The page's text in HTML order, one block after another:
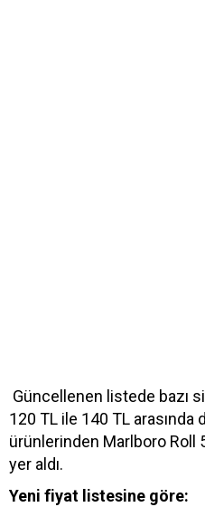
Güncellenen listede bazı
120 TL ile 140 TL
ürünlerinden Marlboro Roll
yer aldı.
Yeni fiyat listesine göre: